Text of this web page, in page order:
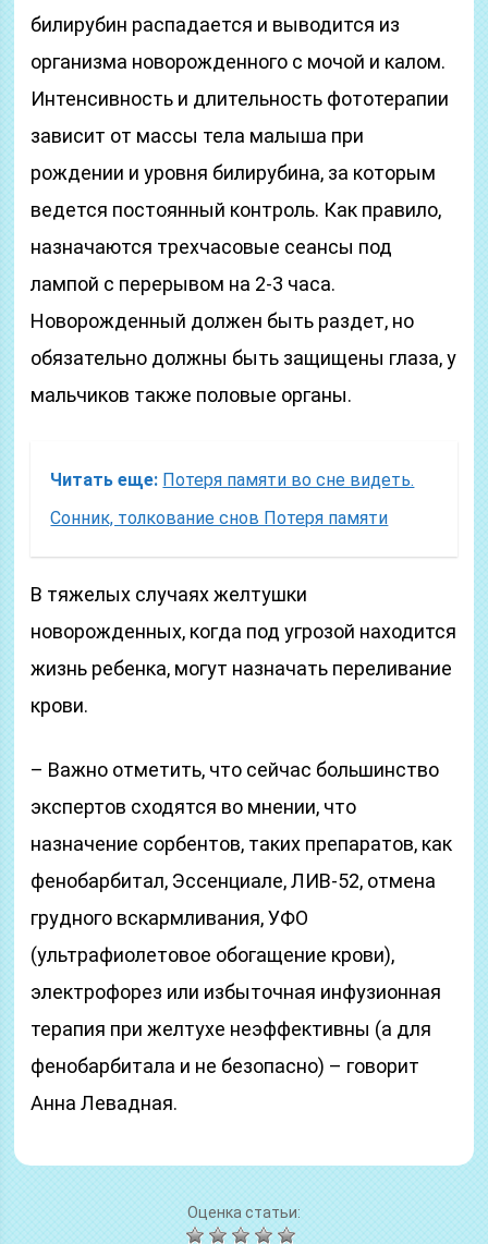
билирубин распадается и выводится из
организма новорожденного с мочой и калом.
Интенсивность и длительность фототерапии
зависит от массы тела малыша при
рождении и уровня билирубина, за которым
ведется постоянный контроль. Как правило,
назначаются трехчасовые сеансы под
лампой с перерывом на 2-3 часа.
Новорожденный должен быть раздет, но
обязательно должны быть защищены глаза, у
мальчиков также половые органы.
Читать еще: Потеря памяти во сне видеть.
Сонник, толкование снов Потеря памяти
В тяжелых случаях желтушки
новорожденных, когда под угрозой находится
жизнь ребенка, могут назначать переливание
крови.
– Важно отметить, что сейчас большинство
экспертов сходятся во мнении, что
назначение сорбентов, таких препаратов, как
фенобарбитал, Эссенциале, ЛИВ-52, отмена
грудного вскармливания, УФО
(ультрафиолетовое обогащение крови),
электрофорез или избыточная инфузионная
терапия при желтухе неэффективны (а для
фенобарбитала и не безопасно) – говорит
Анна Левадная.
Оценка статьи: